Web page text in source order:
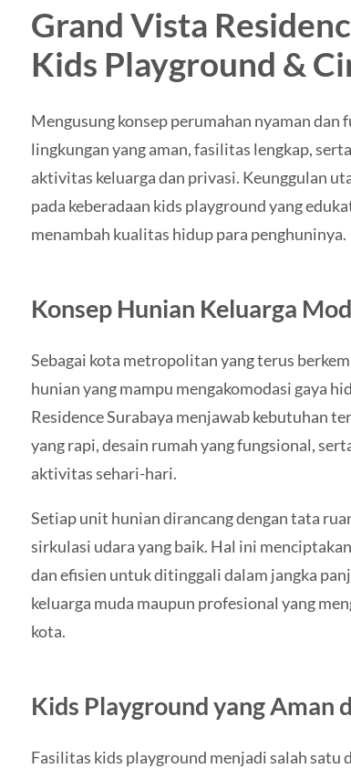
Grand Vista
Kids Playground &
Mengusung konsep perumahan nyaman
lingkungan yang aman, fasilitas lengkap,
aktivitas keluarga dan privasi. Keunggulan
pada keberadaan kids playground yang
menambah kualitas hidup para penghuninya.
Konsep Hunian Keluarga
Sebagai kota metropolitan yang terus
hunian yang mampu mengakomodasi gaya
Residence Surabaya menjawab kebutuhan
yang rapi, desain rumah yang fungsional,
aktivitas sehari-hari.
Setiap unit hunian dirancang dengan tata
sirkulasi udara yang baik. Hal ini
dan efisien untuk ditinggali dalam jangka
keluarga muda maupun profesional yang
kota.
Kids Playground yang Aman
Fasilitas kids playground menjadi salah satu